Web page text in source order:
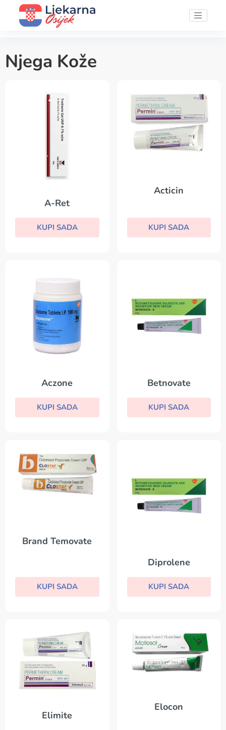
Njega Kože
A-Ret
KUPI SADA
Acticin
KUPI SADA
Aczone
KUPI SADA
Betnovate
KUPI SADA
Brand Temovate
KUPI SADA
Diprolene
KUPI SADA
Elimite
Elocon